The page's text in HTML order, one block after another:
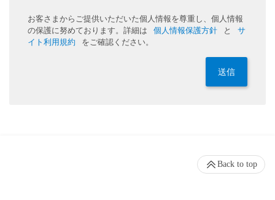
お客さまからご提供いただいた個人情報を尊重し、個人情報
の保護に努めております。詳細は
個人情報保護方針 と
サ
イト利用規約
をご確認ください。
送信
Back to top